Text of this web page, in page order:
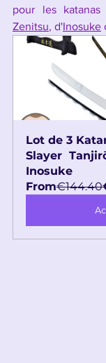
pour les
Zenitsu, d'Inosuke
Lot de 3
Slayer
Inosuke
From€144.40